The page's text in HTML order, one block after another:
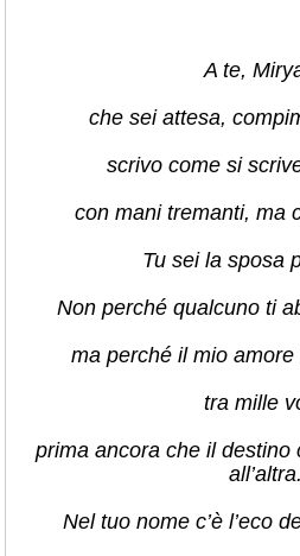
A te,
che sei attesa,
scrivo come si
con mani tremanti, ma
Tu sei la sposa
Non perché qualcuno ti
ma perché il mio
tra mille
prima ancora che il destino
all’altra.
Nel tuo nome c’è l’eco